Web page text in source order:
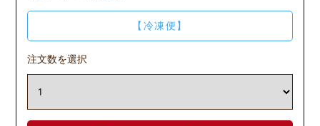
【冷凍便】
注文数を選択